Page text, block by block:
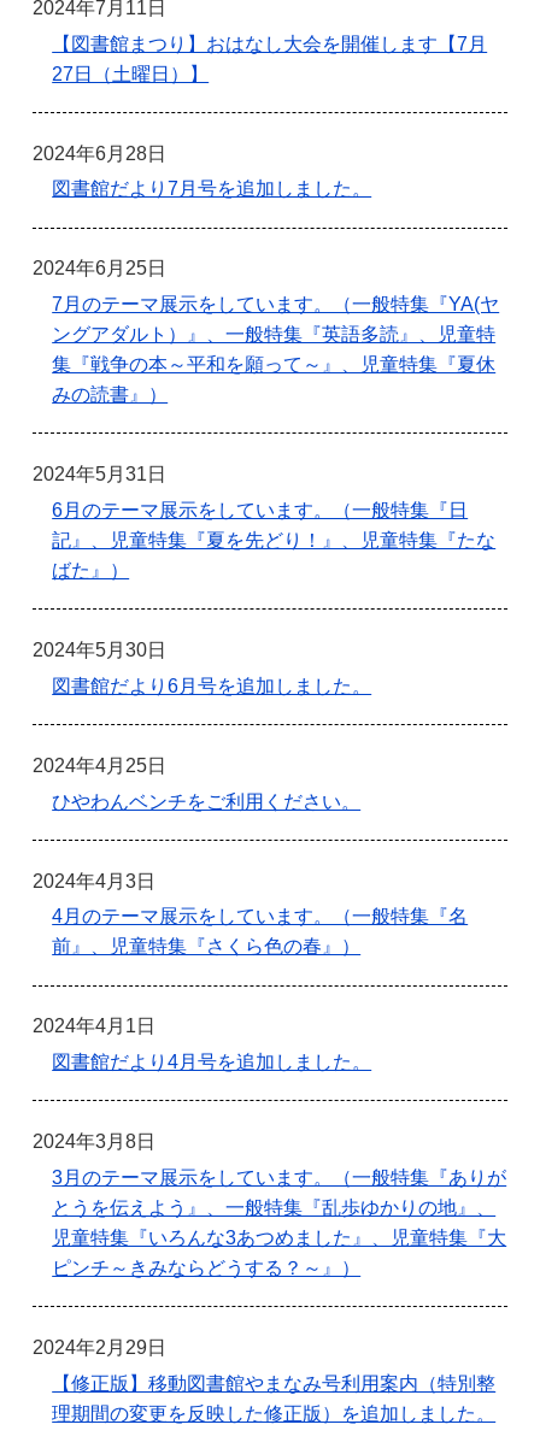
2024年7月11日
【図書館まつり】おはなし大会を開催します【7月
27日（土曜日）】
2024年6月28日
図書館だより7月号を追加しました。
2024年6月25日
7月のテーマ展示をしています。（一般特集『YA(ヤ
ングアダルト）』、一般特集『英語多読』、児童特
集『戦争の本～平和を願って～』、児童特集『夏休
みの読書』）
2024年5月31日
6月のテーマ展示をしています。（一般特集『日
記』、児童特集『夏を先どり！』、児童特集『たな
ばた』）
2024年5月30日
図書館だより6月号を追加しました。
2024年4月25日
ひやわんベンチをご利用ください。
2024年4月3日
4月のテーマ展示をしています。（一般特集『名
前』、児童特集『さくら色の春』）
2024年4月1日
図書館だより4月号を追加しました。
2024年3月8日
3月のテーマ展示をしています。（一般特集『ありが
とうを伝えよう』、一般特集『乱歩ゆかりの地』、
児童特集『いろんな3あつめました』、児童特集『大
ピンチ～きみならどうする？～』）
2024年2月29日
【修正版】移動図書館やまなみ号利用案内（特別整
理期間の変更を反映した修正版）を追加しました。